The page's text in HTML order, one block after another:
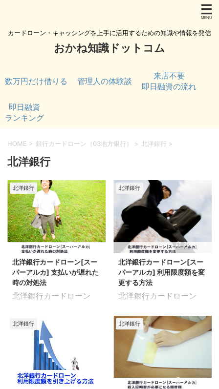
カードローン・キャッシングを上手に活用するための知識や情報を発信
おかね知識ドットコム
数万円だけ借りる 管理人の体験談
来店不要
即日融資の流れ
即日融資
ランキング
HOME > 銀行カードローン（03地方銀行） > 北洋銀行 >
北洋銀行
北洋銀行
2018/7/11
北洋銀行カードローン[スー
パーアルカ] 支払いが遅れた
時の対処法
北洋銀行カードローン
いに遅れた時の対処法や
生じる問題を詳しくまと
めたページです。 １日で
も支払いに遅れると、遅
延扱いとなり各種問題が
生じるので、すぐに対応
北洋銀行
2018/2/6
北洋銀行カードローン[スー
パーアルカ] 利用限度額を変
更する方法
北洋銀行カードローン
額変更について、詳細を
まとめたページです。 限
度額を変更してもらいた
い...そのためには、申込
み・審査が必要になりま
す。 申込み方法や審査で
北洋銀行
2017/11/12
北洋銀行
2018/2/6